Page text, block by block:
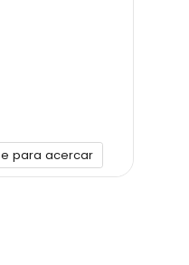
para acercar